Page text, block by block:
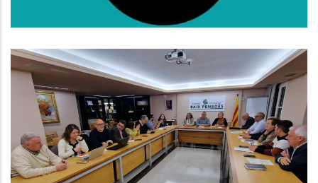
El Consell D’Alcaldes Del Baix
Penedès Exigeix Millorar El
Finançament Dels Serveis Socials
De La Comarca